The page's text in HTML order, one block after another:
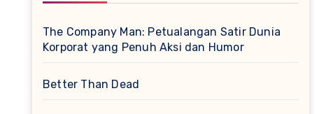
The Company Man: Petualangan Satir Dunia
Korporat yang Penuh Aksi dan Humor
Better Than Dead